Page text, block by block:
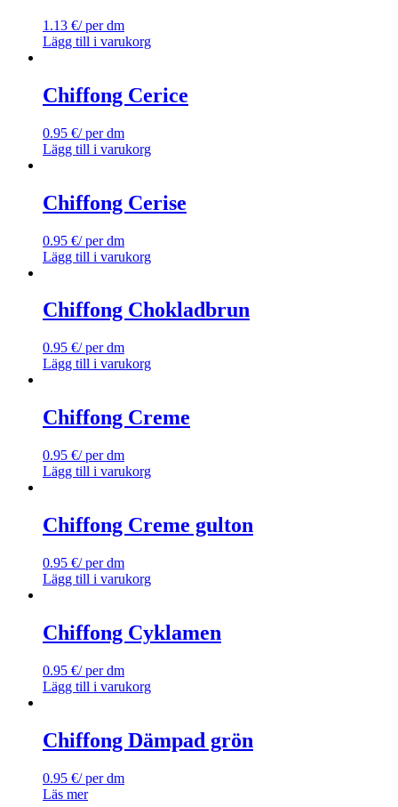
1.13 €/ per dm
Lägg till i varukorg
Chiffong Cerice
0.95 €/ per dm
Lägg till i varukorg
Chiffong Cerise
0.95 €/ per dm
Lägg till i varukorg
Chiffong Chokladbrun
0.95 €/ per dm
Lägg till i varukorg
Chiffong Creme
0.95 €/ per dm
Lägg till i varukorg
Chiffong Creme gulton
0.95 €/ per dm
Lägg till i varukorg
Chiffong Cyklamen
0.95 €/ per dm
Lägg till i varukorg
Chiffong Dämpad grön
0.95 €/ per dm
Läs mer